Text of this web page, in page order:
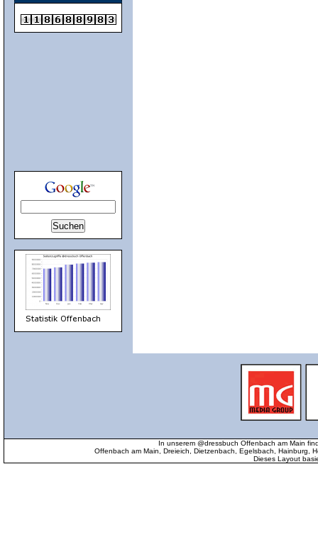
In unserem @dressbuch Offenbach am Main
Offenbach am Main, Dreieich, Dietzenbach, Egelsbach, Hainburg,
Dieses Layout